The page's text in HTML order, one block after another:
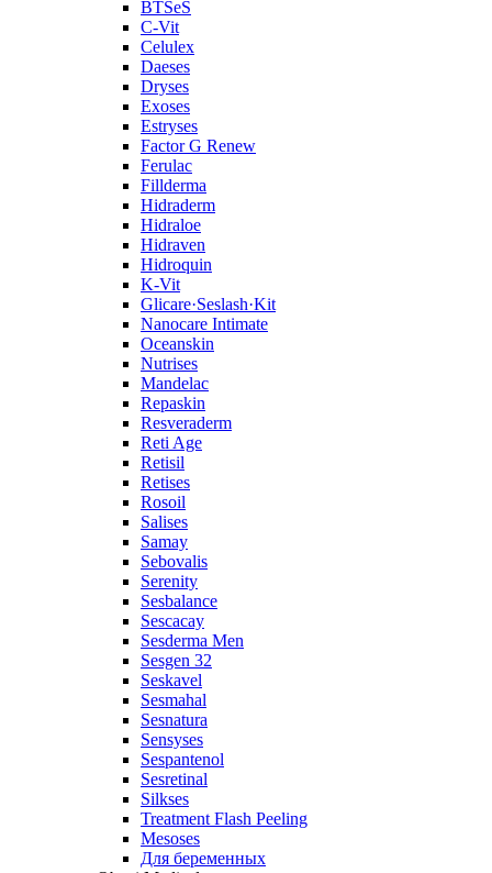
BTSeS
C‑Vit
Celulex
Daeses
Dryses
Exoses
Estryses
Factor G Renew
Ferulac
Fillderma
Hidraderm
Hidraloe
Hidraven
Hidroquin
K-Vit
Glicare·Seslash·Kit
Nanocare Intimate
Oceanskin
Nutrises
Mandelac
Repaskin
Resveraderm
Reti Age
Retisil
Retises
Rosoil
Salises
Samay
Sebovalis
Serenity
Sesbalance
Sescacay
Sesderma Men
Sesgen 32
Seskavel
Sesmahal
Sesnatura
Sensyses
Sespantenol
Sesretinal
Silkses
Treatment Flash Peeling
Mesoses
Для беременных